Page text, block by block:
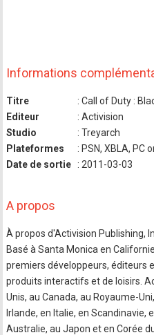
Informations
Titre
: Call of Duty :
Editeur
: Activision
Studio
: Treyarch
Plateformes
: PSN, XBLA, PC
Date de sortie
: 2011-03-03
A propos
À propos d'Activision Publishing,
Basé à Santa Monica en
premiers développeurs, éditeurs
produits interactifs et de loisirs.
Unis, au Canada, au Royaume-
Irlande, en Italie, en Scandinavie,
Australie, au Japon et en Corée